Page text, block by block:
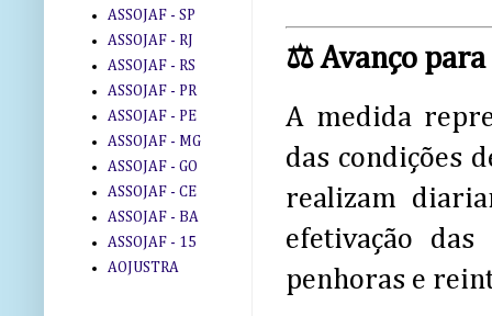
⚖️ Avanço para
A medida
das condições
realizam
efetivação
penhoras e
ASSOJAF - SP
ASSOJAF - RJ
ASSOJAF - RS
ASSOJAF - PR
ASSOJAF - PE
ASSOJAF - MG
ASSOJAF - GO
ASSOJAF - CE
ASSOJAF - BA
ASSOJAF - 15
AOJUSTRA